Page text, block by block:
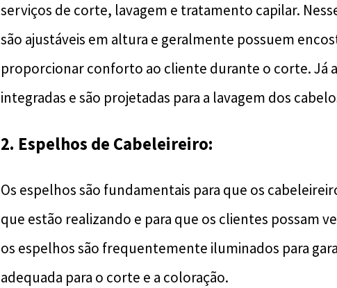
serviços de corte, lavagem e tratamento capilar.
são ajustáveis em altura e geralmente possuem
proporcionar conforto ao cliente durante o corte. Já
integradas e são projetadas para a lavagem dos
2. Espelhos de Cabeleireiro:
Os espelhos são fundamentais para que os
que estão realizando e para que os clientes possam
os espelhos são frequentemente iluminados para
adequada para o corte e a coloração.